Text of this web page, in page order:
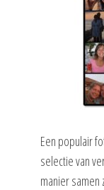
Een populair
selectie van
manier samen